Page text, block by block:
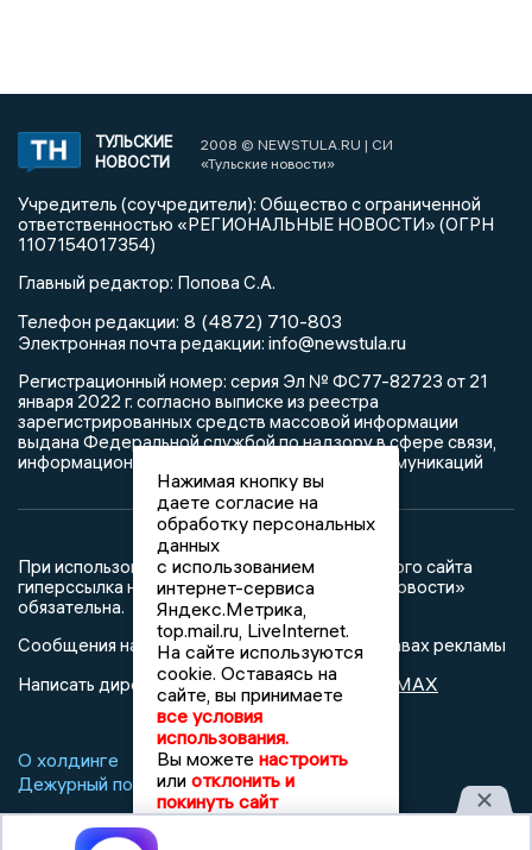
ТУЛЬСКИЕ
НОВОСТИ
2008 © NEWSTULA.RU | СИ
«Тульские новости»
Учредитель (соучредители): Общество с ограниченной
ответственностью «РЕГИОНАЛЬНЫЕ НОВОСТИ» (ОГРН
1107154017354)
Главный редактор: Попова С.А.
Телефон редакции: 8 (4872) 710-803
Электронная почта редакции: info@newstula.ru
Регистрационный номер: серия Эл № ФС77-82723 от 21
января 2022 г. согласно выписке из реестра
зарегистрированных средств массовой информации
выдана Федеральной службой по надзору в сфере связи,
информационных технологий и массовых коммуникаций
При использовании любого материала с данного сайта
гиперссылка на Сетевое издание «Тульские новости»
обязательна.
Сообщения на сером фоне размещены на правах рекламы
Написать директору в телеграм@mazov MAX
О холдинге Вакансии
Реклама
Дежурный по новостям
Нажимая кнопку вы
даете согласие на
обработку персональных
данных
с использованием
интернет-сервиса
Яндекс.Метрика,
top.mail.ru, LiveInternet.
На сайте используются
cookie. Оставаясь на
сайте, вы принимаете
все условия
использования.
Вы можете настроить
или отклонить и
покинуть сайт